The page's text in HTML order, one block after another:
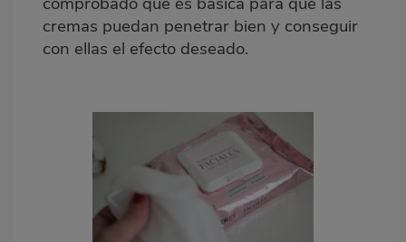
cremas puedan penetrar bien y conseguir
con ellas el efecto deseado.